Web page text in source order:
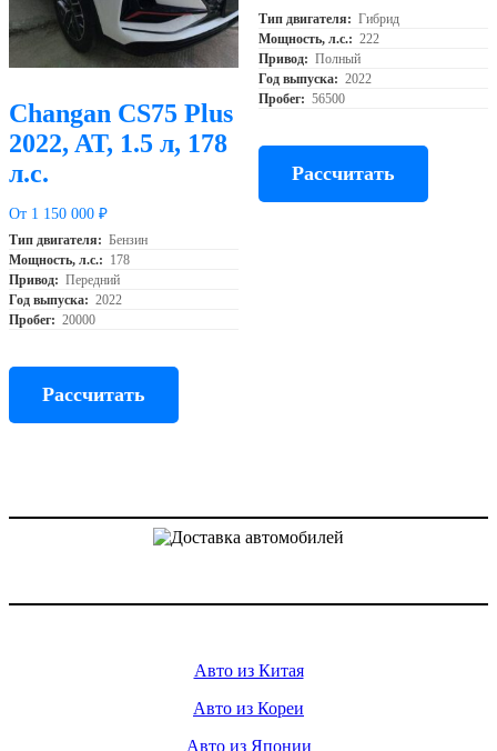
Changan CS75 Plus
2022, AT, 1.5 л, 178
л.с.
От 1 150 000 ₽
Тип двигателя: Бензин
Мощность, л.с.: 178
Привод: Передний
Год выпуска: 2022
Пробег: 20000
Рассчитать
Тип двигателя: Гибрид
Мощность, л.с.: 222
Привод: Полный
Год выпуска: 2022
Пробег: 56500
Рассчитать
Авто из Китая
Авто из Кореи
Авто из Японии